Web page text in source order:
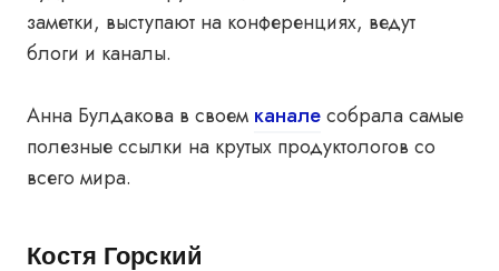
заметки, выступают на конференциях, ведут
блоги и каналы.
Анна Булдакова в своем каналесобрала самые
полезные ссылки на крутых продуктологов со
всего мира.
Костя Горский